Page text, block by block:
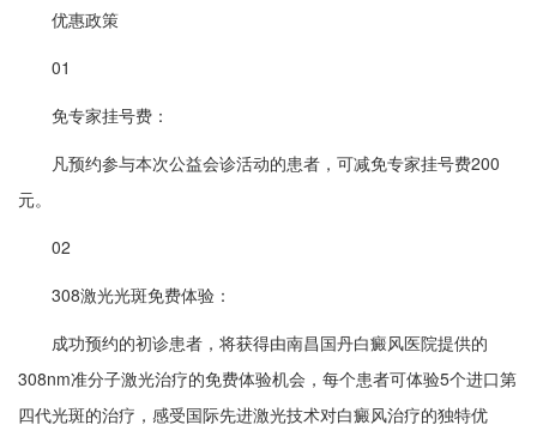
优惠政策
01
免专家挂号费：
凡预约参与本次公益会诊活动的患者，可减免专家挂号费200
元。
02
308激光光斑免费体验：
成功预约的初诊患者，将获得由南昌国丹白癜风医院提供的
308nm准分子激光治疗的免费体验机会，每个患者可体验5个进口第
四代光斑的治疗，感受国际先进激光技术对白癜风治疗的独特优